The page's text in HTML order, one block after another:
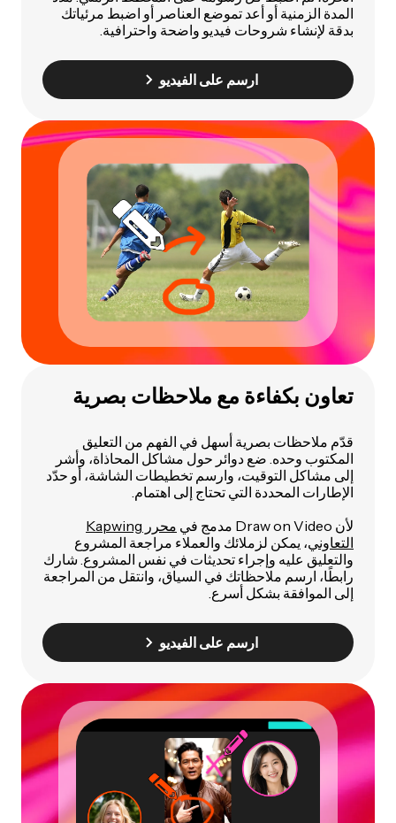
المدة الزمنية أو أعد تموضع العناصر أو اضبط مرئياتك
بدقة لإنشاء شروحات فيديو واضحة واحترافية.
ارسم على الفيديو
تعاون بكفاءة مع ملاحظات بصرية
قدّم ملاحظات بصرية أسهل في الفهم من التعليق
المكتوب وحده. ضع دوائر حول مشاكل المحاذاة، وأشر
إلى مشاكل التوقيت، وارسم تخطيطات الشاشة، أو حدّد
الإطارات المحددة التي تحتاج إلى اهتمام.
لأن Draw on Video مدمج في
محرر Kapwing
التعاوني، يمكن لزملائك والعملاء مراجعة المشروع
والتعليق عليه وإجراء تحديثات في نفس المشروع. شارك
رابطًا، ارسم ملاحظاتك في السياق، وانتقل من المراجعة
إلى الموافقة بشكل أسرع.
ارسم على الفيديو